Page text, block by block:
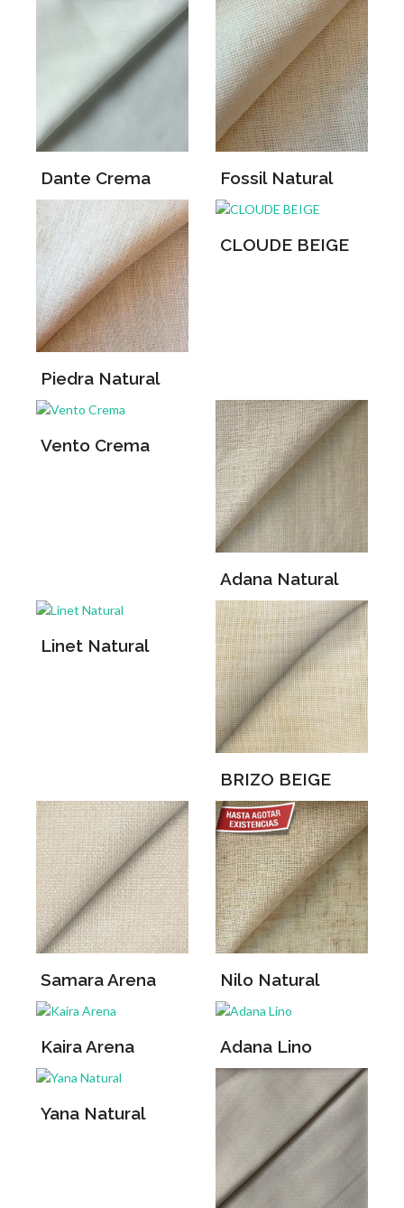
Dante Crema Fossil Natural
Piedra Natural
CLOUDE BEIGE
Vento Crema
Adana Natural
Linet Natural
BRIZO BEIGE
Samara Arena Nilo Natural
Kaira Arena Adana Lino
Yana Natural